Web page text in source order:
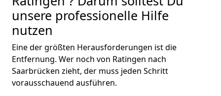
unsere professionelle Hilfe
nutzen
Eine der größten Herausforderungen ist die
Entfernung. Wer noch von Ratingen nach
Saarbrücken zieht, der muss jeden Schritt
vorausschauend ausführen.